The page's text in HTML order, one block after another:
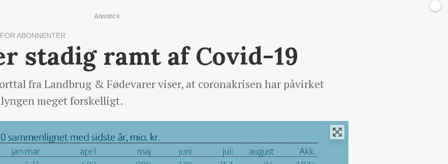
Annonce
FOR ABONNENTER
stadig ramt af Covid-19
fra Landbrug & Fødevarer viser, at coronakrisen har påvirket
meget forskelligt.